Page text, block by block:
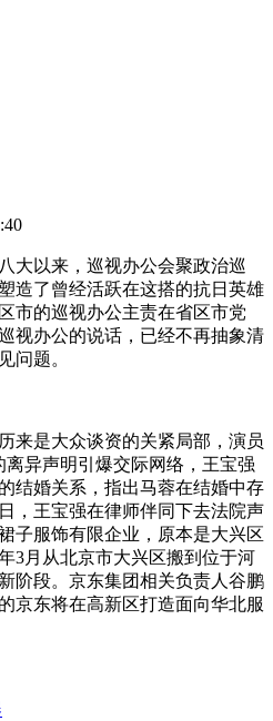
大以来，巡视办公会聚政治巡
造了曾经活跃在这搭的抗日英雄
市的巡视办公主责在省区市党
视办公的说话，已经不再抽象清
问题。
来是大众谈资的关紧局部，演员
离异声明引爆交际网络，王宝强
结婚关系，指出马蓉在结婚中存
，王宝强在律师伴同下去法院声
子服饰有限企业，原本是大兴区
3月从北京市大兴区搬到位于河
阶段。京东集团相关负责人谷鹏
京东将在高新区打造面向华北服